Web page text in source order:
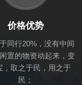
价格优势
同行20%，没有中间
置的物资动起来，变
，取之于民，用之于
民；